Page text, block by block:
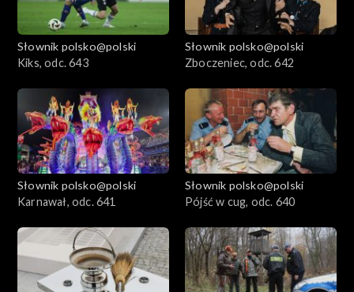
Słownik polsko@polski
Kiks, odc. 643
Słownik polsko@polski
Zboczeniec, odc. 642
Słownik polsko@polski
Karnawał, odc. 641
Słownik polsko@polski
Pójść w cug, odc. 640